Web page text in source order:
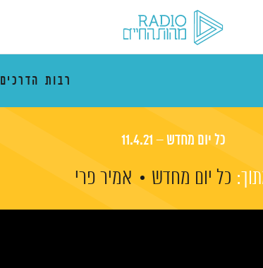
רבות הדרכים
כל יום מחדש – 11.4.21
כל יום מחדש אמיר פרי